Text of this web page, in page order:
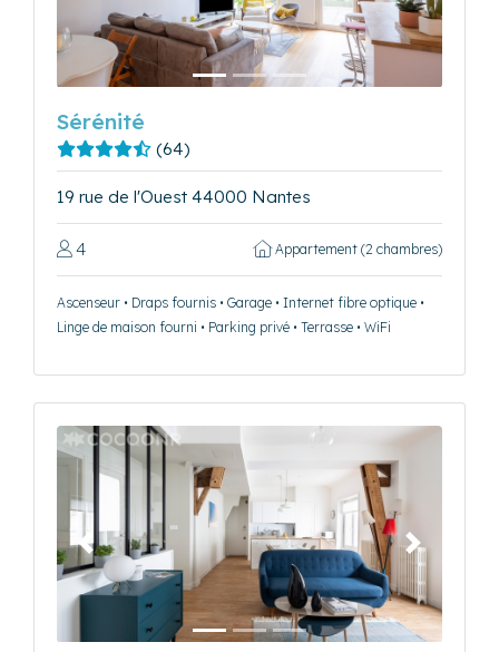
Sérénité
(64)
19 rue de l'Ouest 44000 Nantes
4 Appartement (2 chambres)
Ascenseur • Draps fournis • Garage • Internet fibre optique •
Linge de maison fourni • Parking privé • Terrasse • WiFi
Précédent Suivant